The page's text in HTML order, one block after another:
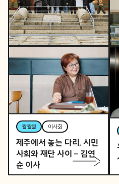
역사활동가
토요일 오후, 역사활동가
로 변신하는 직장인 P의
이중생활
콸콸콸 이사회
제주에서 놓는 다리, 시민
사회와 재단 사이 – 김연
순 이사